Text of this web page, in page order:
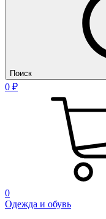
Поиск
0 ₽
0
Одежда и обувь